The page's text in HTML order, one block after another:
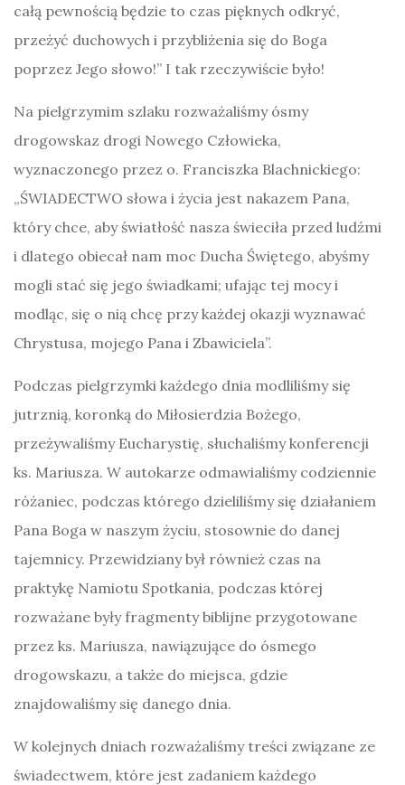
całą pewnością będzie to czas pięknych odkryć,
przeżyć duchowych i przybliżenia się do Boga
poprzez Jego słowo!” I tak rzeczywiście było!
Na pielgrzymim szlaku rozważaliśmy ósmy
drogowskaz drogi Nowego Człowieka,
wyznaczonego przez o. Franciszka Blachnickiego:
„ŚWIADECTWO słowa i życia jest nakazem Pana,
który chce, aby światłość nasza świeciła przed ludźmi
i dlatego obiecał nam moc Ducha Świętego, abyśmy
mogli stać się jego świadkami; ufając tej mocy i
modląc, się o nią chcę przy każdej okazji wyznawać
Chrystusa, mojego Pana i Zbawiciela”.
Podczas pielgrzymki każdego dnia modliliśmy się
jutrznią, koronką do Miłosierdzia Bożego,
przeżywaliśmy Eucharystię, słuchaliśmy konferencji
ks. Mariusza. W autokarze odmawialiśmy codziennie
różaniec, podczas którego dzieliliśmy się działaniem
Pana Boga w naszym życiu, stosownie do danej
tajemnicy. Przewidziany był również czas na
praktykę Namiotu Spotkania, podczas której
rozważane były fragmenty biblijne przygotowane
przez ks. Mariusza, nawiązujące do ósmego
drogowskazu, a także do miejsca, gdzie
znajdowaliśmy się danego dnia.
W kolejnych dniach rozważaliśmy treści związane ze
świadectwem, które jest zadaniem każdego